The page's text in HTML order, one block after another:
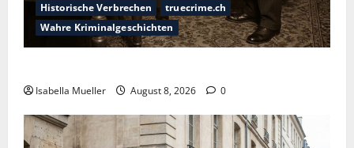
Historische Verbrechen
truecrime.ch
Wahre Kriminalgeschichten
Isabella Mueller August 8, 2026 0